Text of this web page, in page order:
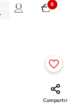
0
Compartir